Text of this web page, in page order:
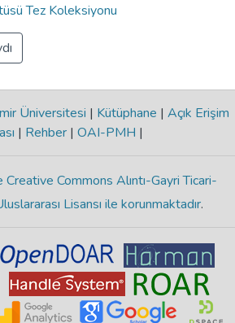
Tez Koleksiyonu
Üniversitesi | Kütüphane | Açık Erişim
| Rehber | OAI-PMH |
Creative Commons Alıntı-Gayri Ticari-
Lisansı ile korunmaktadır.